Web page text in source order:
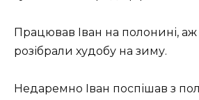
Працював Іван на полонині, аж
розібрали худобу на зиму.
Недаремно Іван поспішав з